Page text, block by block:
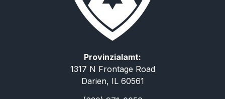
Provinzialamt:
1317 N Frontage Road
Darien, IL 60561